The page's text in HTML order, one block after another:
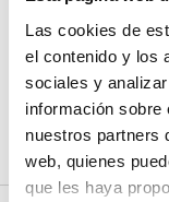
Las cookies de
el contenido y los
sociales y
información sobre
nuestros partners
web, quienes
que les haya
¿Cuál es la
¿Es necesario
sector?